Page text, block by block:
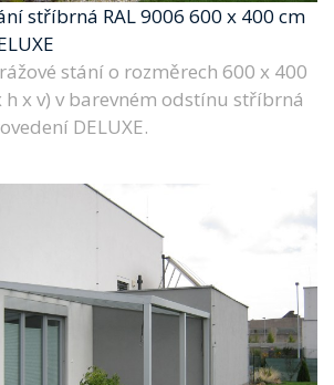
stříbrná RAL 9006 600 x 400 cm
stání o rozměrech 600 x 400
h x v) v barevném odstínu stříbrná
DELUXE.